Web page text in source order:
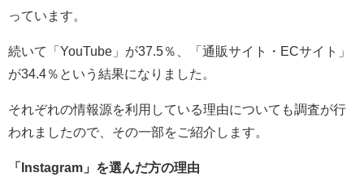
っています。
続いて「YouTube」が37.5％、「通販サイト・ECサイト」
が34.4％という結果になりました。
それぞれの情報源を利用している理由についても調査が行
われましたので、その一部をご紹介します。
「Instagram」を選んだ方の理由